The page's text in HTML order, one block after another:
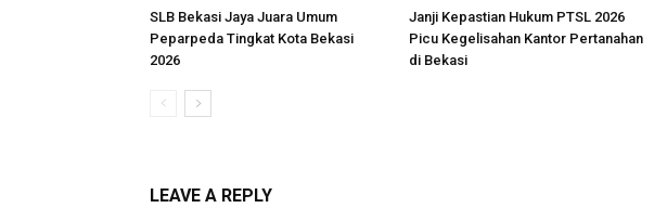
SLB Bekasi Jaya Juara Umum
Peparpeda Tingkat Kota Bekasi
2026
Janji Kepastian Hukum PTSL 2026
Picu Kegelisahan Kantor Pertanahan
di Bekasi
LEAVE A REPLY